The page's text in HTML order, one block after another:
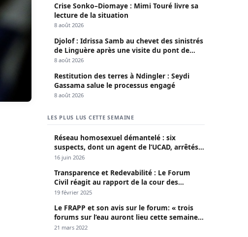
Crise Sonko–Diomaye : Mimi Touré livre sa
lecture de la situation
8 août 2026
Djolof : Idrissa Samb au chevet des sinistrés
de Linguère après une visite du pont de
Thylla
8 août 2026
Restitution des terres à Ndingler : Seydi
Gassama salue le processus engagé
8 août 2026
LES PLUS LUS CETTE SEMAINE
Réseau homosexuel démantelé : six
suspects, dont un agent de l’UCAD, arrêtés à
Keur Massar ; l’un avoue avoir propagé le
16 juin 2026
Transparence et Redevabilité : Le Forum
Civil réagit au rapport de la cour des
comptes
19 février 2025
Le FRAPP et son avis sur le forum: « trois
forums sur l’eau auront lieu cette semaine à
Dakar »
21 mars 2022